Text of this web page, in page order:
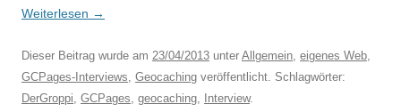
Weiterlesen →
Dieser Beitrag wurde am 23/04/2013 unter Allgemein, eigenes Web,
GCPages-Interviews, Geocaching veröffentlicht. Schlagwörter:
DerGroppi, GCPages, geocaching, Interview.